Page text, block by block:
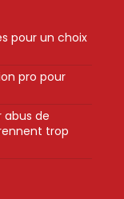
pour un choix
pro pour
abus de
trop